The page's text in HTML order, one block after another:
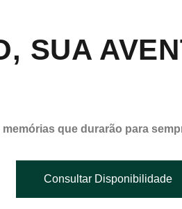
SUA
que durarão para
Consultar Disponibilidade